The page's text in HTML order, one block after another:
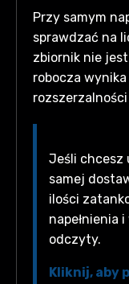
Przy samym
sprawdzać na
zbiornik nie jest
robocza
Jeśli chcesz
samej
ilości
napełnienia
odczyty.
Kliknij, aby